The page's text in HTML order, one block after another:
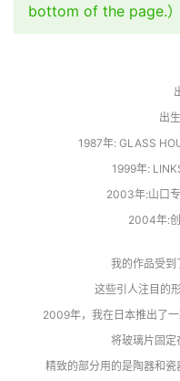
bottom of the page.）
出
1987年: GLASS
1999年:
2003年:山口
2004年:
我的作品受到
这些引人注目的
2009年，我在日本推出了
将玻璃片固定
精致的部分用的是陶器和瓷